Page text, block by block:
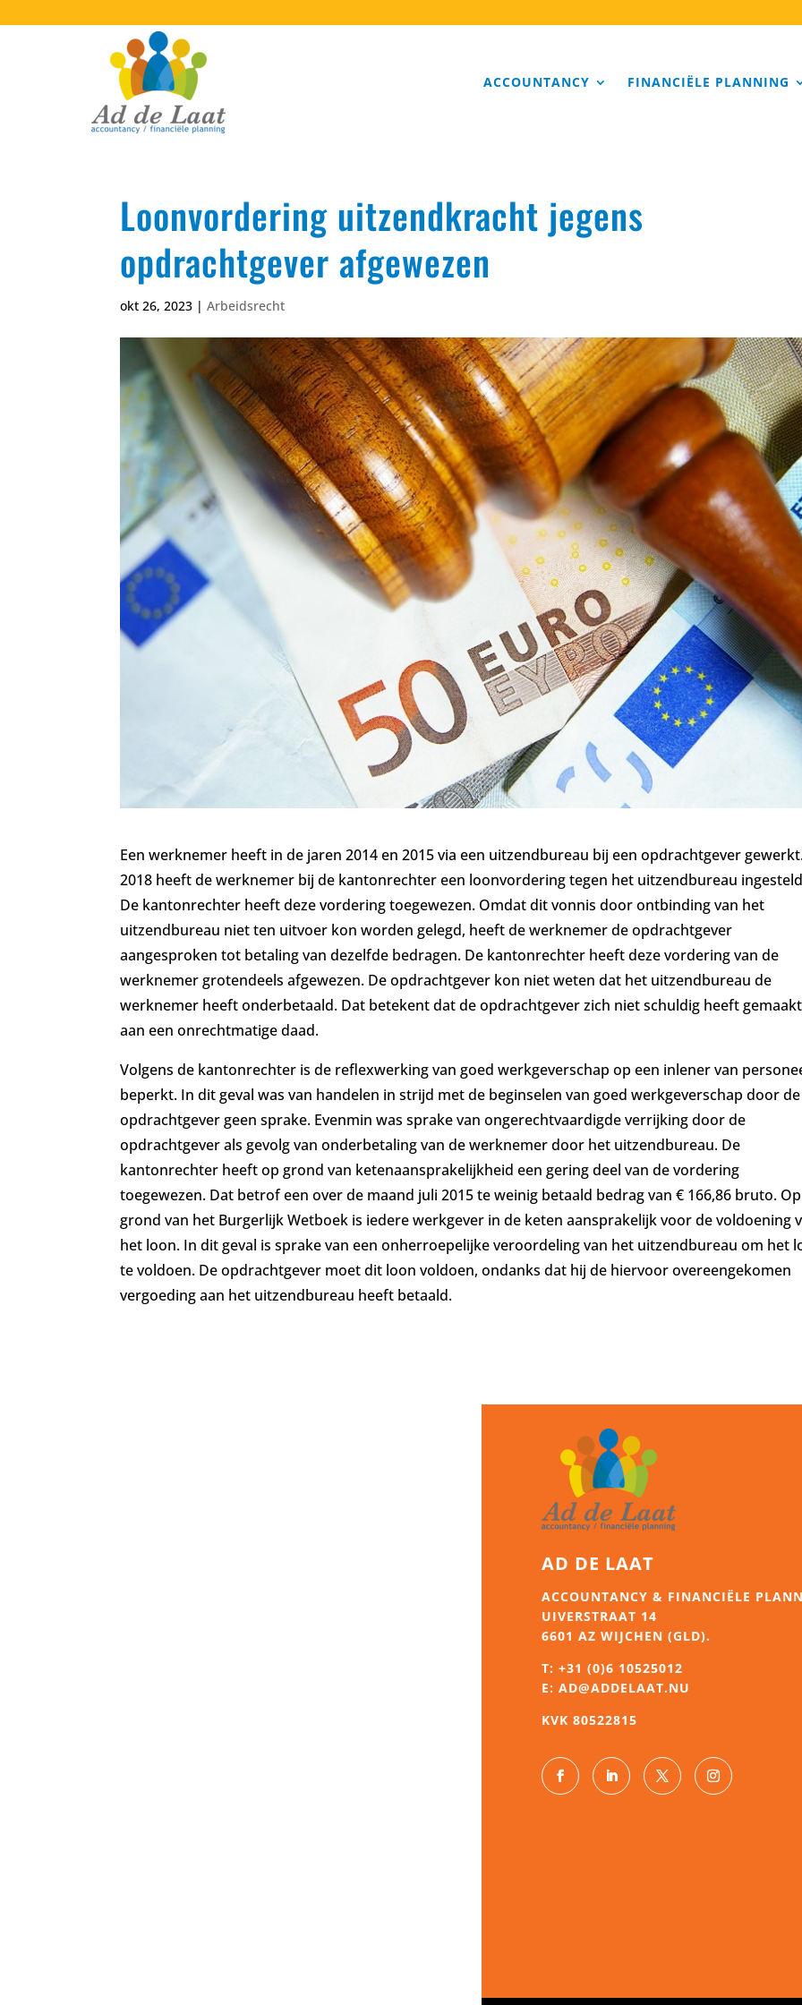
ACCOUNTANCY FINANCIËLE PLANNING
Loonvordering uitzendkracht jegens
opdrachtgever afgewezen
okt 26, 2023 |Arbeidsrecht
Een werknemer heeft in de jaren 2014 en 2015 via een uitzendbureau bij een opdrachtgever
2018 heeft de werknemer bij de kantonrechter een loonvordering tegen het uitzendbureau
De kantonrechter heeft deze vordering toegewezen. Omdat dit vonnis door ontbinding van het
uitzendbureau niet ten uitvoer kon worden gelegd, heeft de werknemer de opdrachtgever
aangesproken tot betaling van dezelfde bedragen. De kantonrechter heeft deze vordering van de
werknemer grotendeels afgewezen. De opdrachtgever kon niet weten dat het uitzendbureau de
werknemer heeft onderbetaald. Dat betekent dat de opdrachtgever zich niet schuldig heeft gemaakt
aan een onrechtmatige daad.
Volgens de kantonrechter is de reflexwerking van goed werkgeverschap op een inlener van
beperkt. In dit geval was van handelen in strijd met de beginselen van goed werkgeverschap door de
opdrachtgever geen sprake. Evenmin was sprake van ongerechtvaardigde verrijking door de
opdrachtgever als gevolg van onderbetaling van de werknemer door het uitzendbureau. De
kantonrechter heeft op grond van ketenaansprakelijkheid een gering deel van de vordering
toegewezen. Dat betrof een over de maand juli 2015 te weinig betaald bedrag van € 166,86 bruto. Op
grond van het Burgerlijk Wetboek is iedere werkgever in de keten aansprakelijk voor de voldoening
het loon. In dit geval is sprake van een onherroepelijke veroordeling van het uitzendbureau om het
te voldoen. De opdrachtgever moet dit loon voldoen, ondanks dat hij de hiervoor overeengekomen
vergoeding aan het uitzendbureau heeft betaald.
AD DE LAAT
ACCOUNTANCY & FINANCIËLE
UIVERSTRAAT 14
6601 AZ WIJCHEN (GLD).
T: +31 (0)6 10525012
E: AD@ADDELAAT.NU
KVK 80522815